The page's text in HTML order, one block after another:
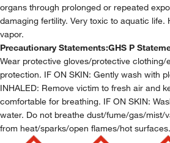
organs through prolonged or repeated
damaging fertility. Very toxic to aquatic life.
vapor.
Precautionary Statements:GHS P
Wear protective gloves/protective
protection. IF ON SKIN: Gently wash with
INHALED: Remove victim to fresh air and
comfortable for breathing. IF ON SKIN:
water. Do not breathe dust/fume/gas/mist/
from heat/sparks/open flames/hot